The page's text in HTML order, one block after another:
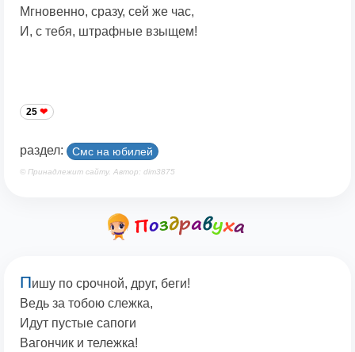
Мгновенно, сразу, сей же час,
И, с тебя, штрафные взыщем!
25
раздел: Смс на юбилей
© Принадлежит сайту. Автор: dim3875
Пишу по срочной, друг, беги!
Ведь за тобою слежка,
Идут пустые сапоги
Вагончик и тележка!